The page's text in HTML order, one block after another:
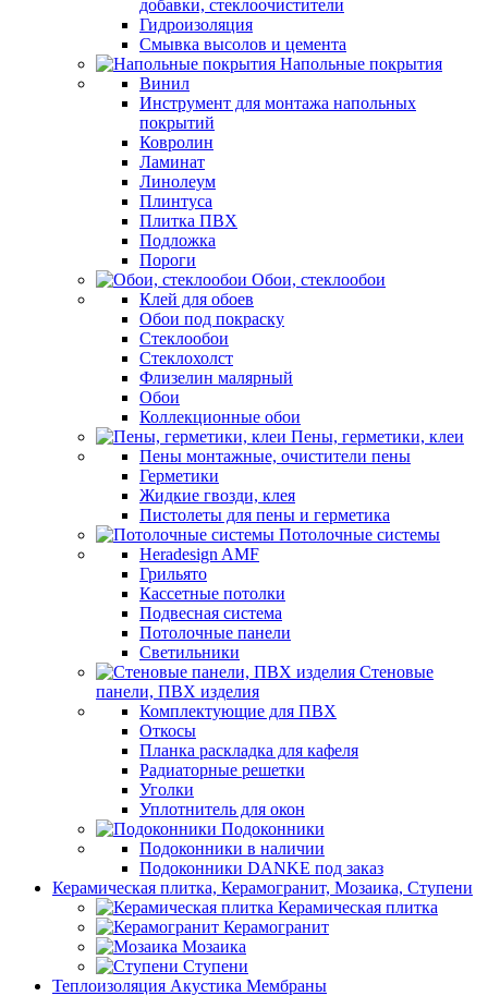
добавки, стеклоочистители
Гидроизоляция
Смывка высолов и цемента
Напольные покрытия
Винил
Инструмент для монтажа напольных
покрытий
Ковролин
Ламинат
Линолеум
Плинтуса
Плитка ПВХ
Подложка
Пороги
Обои, стеклообои
Клей для обоев
Обои под покраску
Стеклообои
Стеклохолст
Флизелин малярный
Обои
Коллекционные обои
Пены, герметики, клеи
Пены монтажные, очистители пены
Герметики
Жидкие гвозди, клея
Пистолеты для пены и герметика
Потолочные системы
Heradesign AMF
Грильято
Кассетные потолки
Подвесная система
Потолочные панели
Светильники
Стеновые
панели, ПВХ изделия
Комплектующие для ПВХ
Откосы
Планка раскладка для кафеля
Радиаторные решетки
Уголки
Уплотнитель для окон
Подоконники
Подоконники в наличии
Подоконники DANKE под заказ
Керамическая плитка, Керамогранит, Мозаика, Ступени
Керамическая плитка
Керамогранит
Мозаика
Ступени
Теплоизоляция Акустика Мембраны